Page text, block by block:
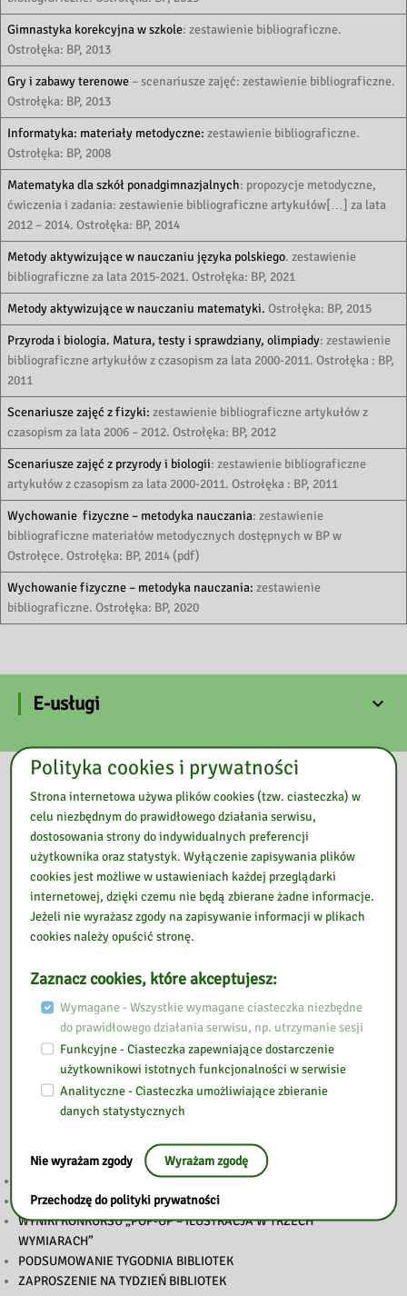
Gimnastyka korekcyjna w szkole: zestawienie bibliograficzne.
Ostrołęka: BP, 2013
Gry i zabawy terenowe– scenariusze zajęć: zestawienie bibliograficzne.
Ostrołęka: BP, 2013
Informatyka: materiały metodyczne: zestawienie bibliograficzne.
Ostrołęka: BP, 2008
Matematyka dla szkół ponadgimnazjalnych: propozycje metodyczne,
ćwiczenia i zadania: zestawienie bibliograficzne artykułów[…] za lata
2012 – 2014. Ostrołęka: BP, 2014
Metody aktywizujące w nauczaniu języka polskiego. zestawienie
bibliograficzne za lata 2015-2021. Ostrołęka: BP, 2021
Metody aktywizujące w nauczaniu matematyki. Ostrołęka: BP, 2015
Przyroda i biologia. Matura, testy i sprawdziany, olimpiady: zestawienie
bibliograficzne artykułów z czasopism za lata 2000-2011. Ostrołęka : BP,
2011
Scenariusze zajęć z fizyki: zestawienie bibliograficzne artykułów z
czasopism za lata 2006 – 2012. Ostrołęka: BP, 2012
Scenariusze zajęć z przyrody i biologii: zestawienie bibliograficzne
artykułów z czasopism za lata 2000-2011. Ostrołęka : BP, 2011
Wychowanie fizyczne – metodyka nauczania: zestawienie
bibliograficzne materiałów metodycznych dostępnych w BP w
Ostrołęce. Ostrołęka: BP, 2014 (pdf)
Wychowanie fizyczne – metodyka nauczania: zestawienie
bibliograficzne. Ostrołęka: BP, 2020
E-usługi
Nasza biblioteka
Przeczytaj
NA RATUNEK EMOCJOM
WYNIKI KONKURSU „POP-UP – ILUSTRACJA W TRZECH
WYMIARACH”
PODSUMOWANIE TYGODNIA BIBLIOTEK
ZAPROSZENIE NA TYDZIEŃ BIBLIOTEK
Polityka cookies i prywatności
Strona internetowa używa plików cookies (tzw. ciasteczka) w
celu niezbędnym do prawidłowego działania serwisu,
dostosowania strony do indywidualnych preferencji
użytkownika oraz statystyk. Wyłączenie zapisywania plików
cookies jest możliwe w ustawieniach każdej przeglądarki
internetowej, dzięki czemu nie będą zbierane żadne informacje.
Jeżeli nie wyrażasz zgody na zapisywanie informacji w plikach
cookies należy opuścić stronę.
Zaznacz cookies, które akceptujesz:
Wymagane - Wszystkie wymagane ciasteczka niezbędne
do prawidłowego działania serwisu, np. utrzymanie sesji
Funkcyjne - Ciasteczka zapewniające dostarczenie
użytkownikowi istotnych funkcjonalności w serwisie
Analityczne - Ciasteczka umożliwiające zbieranie
danych statystycznych
Nie wyrażam zgody Wyrażam zgodę
Przechodzę do polityki prywatności